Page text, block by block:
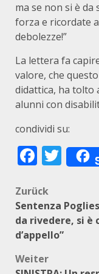
ma se non si è da
forza e ricordate
debolezze!”
La lettera fa
valore, che
didattica, ha tolto
alunni con
condividi su:
Zurück
Sentenza
da rivedere, si è
d’appello”
Weiter